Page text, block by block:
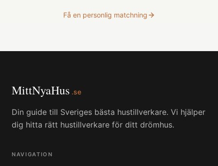
Få en personlig matchning
MittNyaHus .se
Din guide till Sveriges bästa hustillverkare. Vi hjälper
dig hitta rätt hustillverkare för ditt drömhus.
NAVIGATION